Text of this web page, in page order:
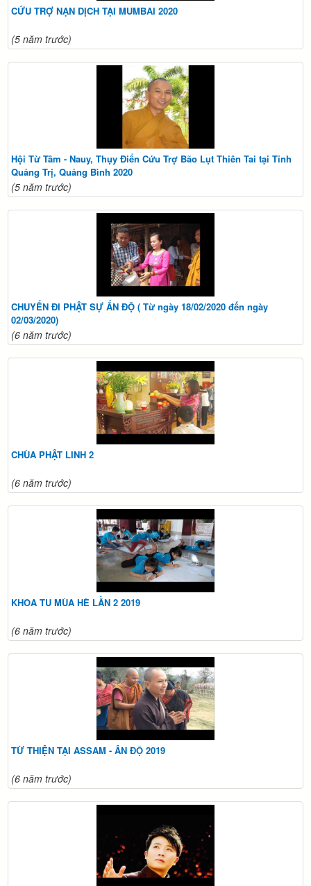
CỨU TRỢ NẠN DỊCH TẠI MUMBAI 2020
(5 năm trước)
Hội Từ Tâm - Nauy, Thụy Điển Cứu Trợ Bão Lụt Thiên Tai tại Tỉnh
Quảng Trị, Quảng Bình 2020
(5 năm trước)
CHUYẾN ĐI PHẬT SỰ ẤN ĐỘ ( Từ ngày 18/02/2020 đến ngày
02/03/2020)
(6 năm trước)
CHÙA PHẬT LINH 2
(6 năm trước)
KHOA TU MÙA HÈ LẦN 2 2019
(6 năm trước)
TỪ THIỆN TẠI ASSAM - ÂN ĐỘ 2019
(6 năm trước)